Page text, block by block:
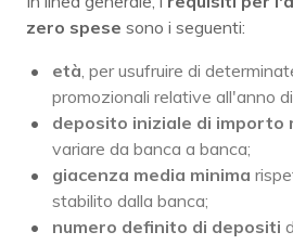
zero spese sono i seguenti:
età, per usufruire di
promozionali relative all'anno
deposito iniziale di importo
variare da banca a banca;
giacenza media minima
stabilito dalla banca;
numero definito di depositi